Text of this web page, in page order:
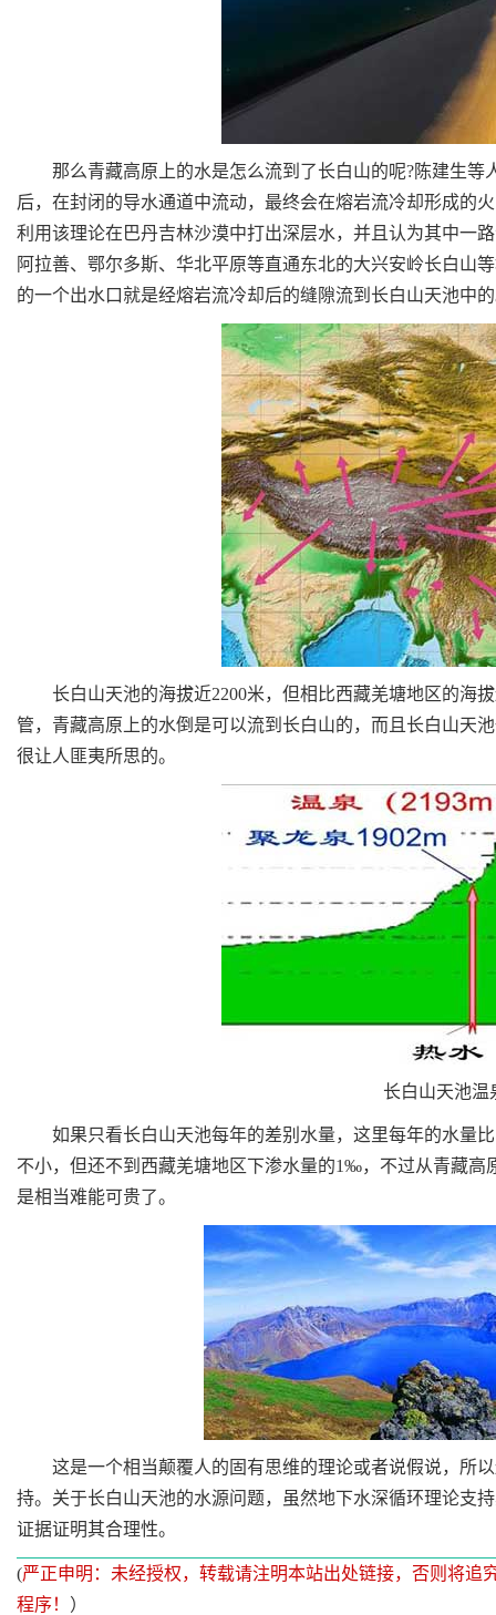
那么青藏高原上的水是怎么流到了长白山的呢?陈建生等
后，在封闭的导水通道中流动，最终会在熔岩流冷却形成的
利用该理论在巴丹吉林沙漠中打出深层水，并且认为其中一
阿拉善、鄂尔多斯、华北平原等直通东北的大兴安岭长白山
的一个出水口就是经熔岩流冷却后的缝隙流到长白山天池中
长白山天池的海拔近2200米，但相比西藏羌塘地区的海
管，青藏高原上的水倒是可以流到长白山的，而且长白山天
很让人匪夷所思的。
长白山天池温
如果只看长白山天池每年的差别水量，这里每年的水量比
不小，但还不到西藏羌塘地区下渗水量的1‰，不过从青藏
是相当难能可贵了。
这是一个相当颠覆人的固有思维的理论或者说假说，所以
持。关于长白山天池的水源问题，虽然地下水深循环理论支
证据证明其合理性。
(严正申明：未经授权，转载请注明本站出处链接，否则将
程序！ ）